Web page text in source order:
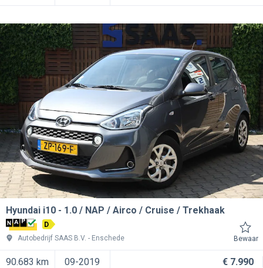
Hyundai i10 1.0 / NAP / Airco / Cruise / Trekhaak
D
Autobedrijf SAAS B.V.
Enschede Bewaar
90.683 km 09-2019 € 7.990